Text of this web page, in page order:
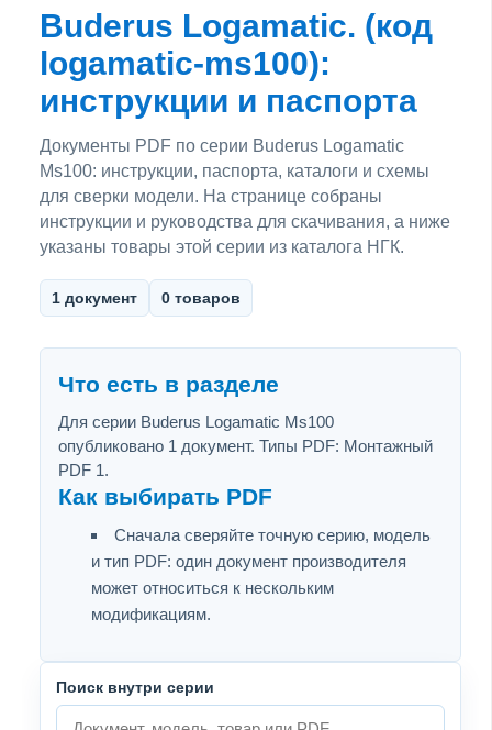
Buderus Logamatic. (код
logamatic-ms100):
инструкции и паспорта
Документы PDF по серии Buderus Logamatic
Ms100: инструкции, паспорта, каталоги и схемы
для сверки модели. На странице собраны
инструкции и руководства для скачивания, а ниже
указаны товары этой серии из каталога НГК.
1 документ 0 товаров
Что есть в разделе
Для серии Buderus Logamatic Ms100
опубликовано 1 документ. Типы PDF: Монтажный
PDF 1.
Как выбирать PDF
Сначала сверяйте точную серию, модель
и тип PDF: один документ производителя
может относиться к нескольким
модификациям.
Поиск внутри серии